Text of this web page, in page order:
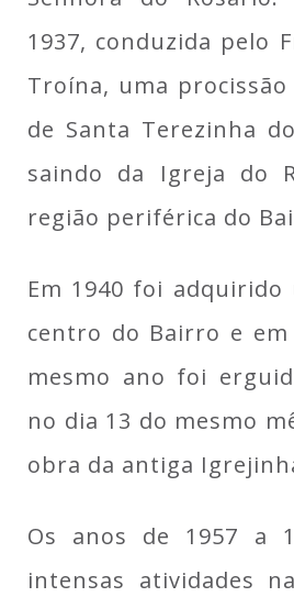
1937, conduzida pelo
Troína, uma
de Santa Terezinha
saindo da Igreja do
região periférica do
Em 1940 foi
centro do Bairro e
mesmo ano foi
no dia 13 do mesmo
obra da antiga
Os anos de 1957 a
intensas atividades